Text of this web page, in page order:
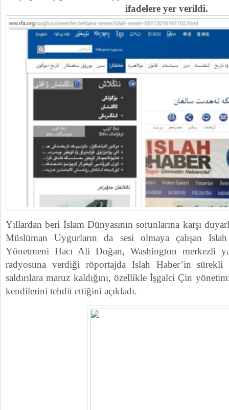
ifadelere yer verildi.
Yıllardan beri İslam Dünyasının sorunlarına karşı
Müslüman Uygurların da sesi olmaya çalışan
Yönetmeni Hacı Ali Doğan, Washington merkezli
radyosuna verdiği röportajda Islah Haber’in
saldırılara maruz kaldığını, özellikle İşgalci Çin
kendilerini tehdit ettiğini açıkladı.